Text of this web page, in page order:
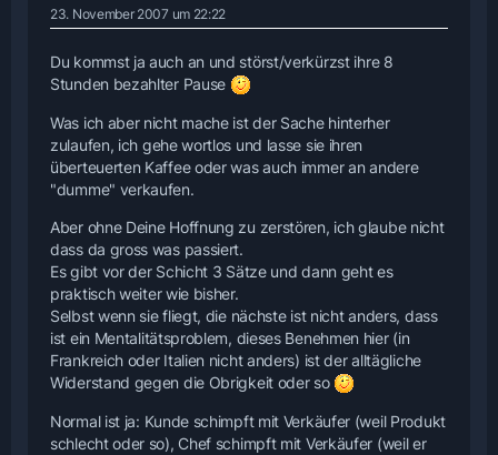
23. November 2007 um 22:22
Du kommst ja auch an und störst/verkürzst ihre 8
Stunden bezahlter Pause
Was ich aber nicht mache ist der Sache hinterher
zulaufen, ich gehe wortlos und lasse sie ihren
überteuerten Kaffee oder was auch immer an andere
"dumme" verkaufen.
Aber ohne Deine Hoffnung zu zerstören, ich glaube nicht
dass da gross was passiert.
Es gibt vor der Schicht 3 Sätze und dann geht es
praktisch weiter wie bisher.
Selbst wenn sie fliegt, die nächste ist nicht anders, dass
ist ein Mentalitätsproblem, dieses Benehmen hier (in
Frankreich oder Italien nicht anders) ist der alltägliche
Widerstand gegen die Obrigkeit oder so
Normal ist ja: Kunde schimpft mit Verkäufer (weil Produkt
schlecht oder so), Chef schimpft mit Verkäufer (weil er